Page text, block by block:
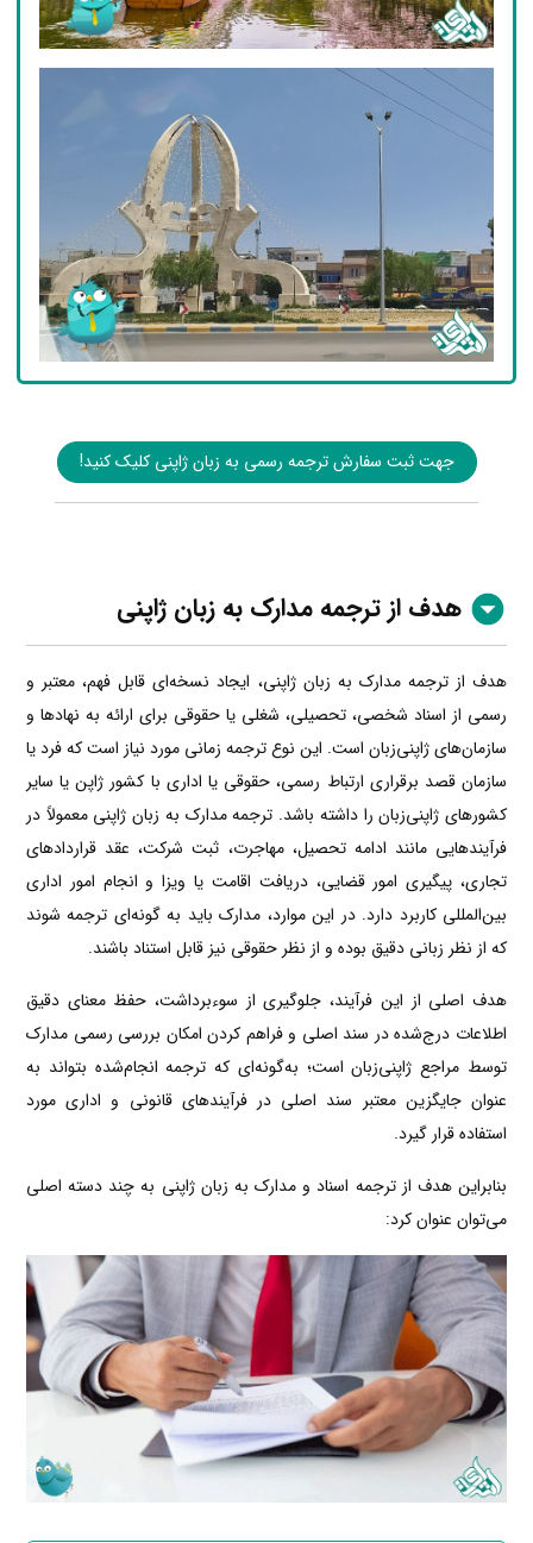
جهت ثبت سفارش ترجمه رسمی به زبان ژاپنی کلیک کنید!
هدف از ترجمه مدارک به زبان ژاپنی
هدف از ترجمه مدارک به زبان ژاپنی، ایجاد نسخه‌ای قابل فهم، معتبر و
رسمی از اسناد شخصی، تحصیلی، شغلی یا حقوقی برای ارائه به نهادها و
سازمان‌های ژاپنی‌زبان است. این نوع ترجمه زمانی مورد نیاز است که فرد یا
سازمان قصد برقراری ارتباط رسمی، حقوقی یا اداری با کشور ژاپن یا سایر
کشورهای ژاپنی‌زبان را داشته باشد. ترجمه مدارک به زبان ژاپنی معمولاً در
فرآیندهایی مانند ادامه تحصیل، مهاجرت، ثبت شرکت، عقد قراردادهای
تجاری، پیگیری امور قضایی، دریافت اقامت یا ویزا و انجام امور اداری
بین‌المللی کاربرد دارد. در این موارد، مدارک باید به گونه‌ای ترجمه شوند
که از نظر زبانی دقیق بوده و از نظر حقوقی نیز قابل استناد باشند.
هدف اصلی از این فرآیند، جلوگیری از سوءبرداشت، حفظ معنای دقیق
اطلاعات درج‌شده در سند اصلی و فراهم کردن امکان بررسی رسمی مدارک
توسط مراجع ژاپنی‌زبان است؛ به‌گونه‌ای که ترجمه انجام‌شده بتواند به
عنوان جایگزین معتبر سند اصلی در فرآیندهای قانونی و اداری مورد
استفاده قرار گیرد.
بنابراین هدف از ترجمه اسناد و مدارک به زبان ژاپنی به چند دسته اصلی
می‌توان عنوان کرد: